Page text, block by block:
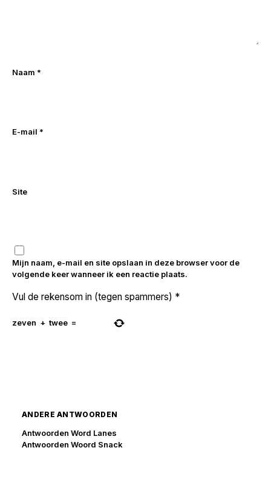
Naam *
E-mail *
Site
Mijn naam, e-mail en site opslaan in deze browser voor de
volgende keer wanneer ik een reactie plaats.
Vul de rekensom in (tegen spammers) *
zeven + twee =
ANDERE ANTWOORDEN
Antwoorden Word Lanes
Antwoorden Woord Snack